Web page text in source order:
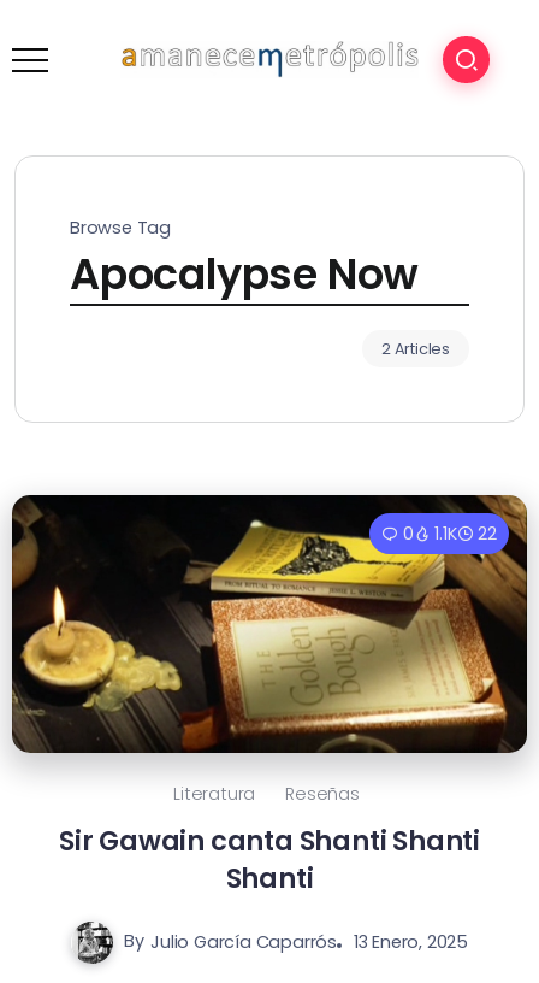
Browse Tag
Apocalypse Now
2 Articles
0 1.1K 22
Literatura Reseñas
Sir Gawain canta Shanti Shanti
Shanti
By Julio García Caparrós 13 Enero, 2025